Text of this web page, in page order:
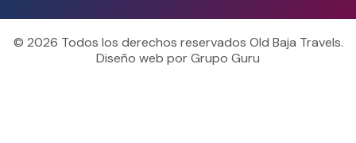
© 2026 Todos los derechos reservados Old Baja Travels.
Diseño web por Grupo Guru